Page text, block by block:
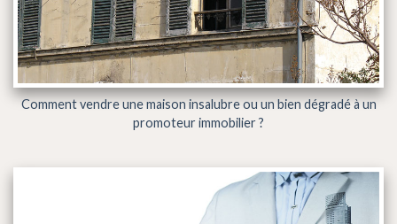
Comment vendre une maison insalubre ou un bien dégradé à un
promoteur immobilier ?